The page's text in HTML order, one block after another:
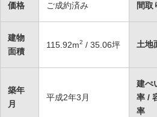
価格 ご成約済み 間取
建物
面積
115.92m2 / 35.06坪 土地
築年
月
平成2年3月
建ぺ
率 /
率